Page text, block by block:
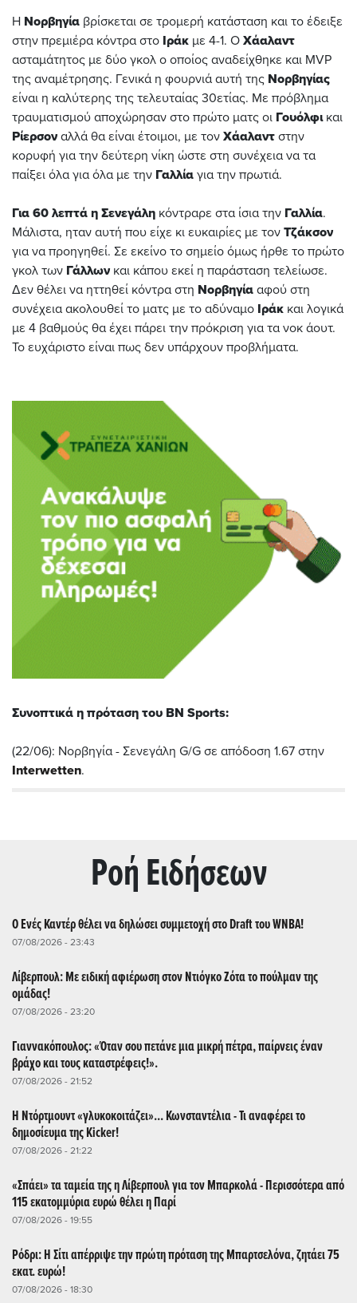
Η Νορβηγία βρίσκεται σε τρομερή κατάσταση και το έδειξε
στην πρεμιέρα κόντρα στο Ιράκ με 4-1. Ο Χάαλαντ
ασταμάτητος με δύο γκολ ο οποίος αναδείχθηκε και MVP
της αναμέτρησης. Γενικά η φουρνιά αυτή της Νορβηγίας
είναι η καλύτερης της τελευταίας 30ετίας. Με πρόβλημα
τραυματισμού αποχώρησαν στο πρώτο ματς οι Γουόλφικαι
Ρίερσον αλλά θα είναι έτοιμοι, με τον Χάαλαντ στην
κορυφή για την δεύτερη νίκη ώστε στη συνέχεια να τα
παίξει όλα για όλα με την Γαλλία για την πρωτιά.
Για 60 λεπτά η Σενεγάλη κόντραρε στα ίσια την Γαλλία.
Μάλιστα, ηταν αυτή που είχε κι ευκαιρίες με τον Τζάκσον
για να προηγηθεί. Σε εκείνο το σημείο όμως ήρθε το πρώτο
γκολ των Γάλλων και κάπου εκεί η παράσταση τελείωσε.
Δεν θέλει να ηττηθεί κόντρα στη Νορβηγία αφού στη
συνέχεια ακολουθεί το ματς με το αδύναμο Ιράκ και λογικά
με 4 βαθμούς θα έχει πάρει την πρόκριση για τα νοκ άουτ.
Το ευχάριστο είναι πως δεν υπάρχουν προβλήματα.
Συνοπτικά η πρόταση του BN Sports:
(22/06): Νορβηγία - Σενεγάλη G/G σε απόδοση 1.67 στην
Interwetten.
Ρoή Ειδήσεων
Ο Ενές Καντέρ θέλει να δηλώσει συμμετοχή στο Draft του WNBA!
07/08/2026 - 23:43
Λίβερπουλ: Με ειδική αφιέρωση στον Ντιόγκο Ζότα το πούλμαν της
ομάδας!
07/08/2026 - 23:20
Γιαννακόπουλος: «Όταν σου πετάνε μια μικρή πέτρα, παίρνεις έναν
βράχο και τους καταστρέφεις!».
07/08/2026 - 21:52
Η Ντόρτμουντ «γλυκοκοιτάζει»... Κωνσταντέλια - Τι αναφέρει το
δημοσίευμα της Kicker!
07/08/2026 - 21:22
«Σπάει» τα ταμεία της η Λίβερπουλ για τον Μπαρκολά - Περισσότερα από
115 εκατομμύρια ευρώ θέλει η Παρί
07/08/2026 - 19:55
Ρόδρι: Η Σίτι απέρριψε την πρώτη πρόταση της Μπαρτσελόνα, ζητάει 75
εκατ. ευρώ!
07/08/2026 - 18:30